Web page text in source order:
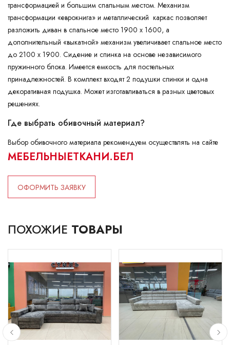
трансформацией и большим спальным местом. Механизм
трансформации «еврокнига» и металлический каркас позволяет
разложить диван в спальное место 1900 х 1600, а
дополнительный «выкатной» механизм увеличивает спальное место
до 2100 х 1900. Сидение и спинка на основе независимого
пружинного блока. Имеется емкость для постельных
принадлежностей. В комплект входят 2 подушки спинки и одна
декоративная подушка. Может изготавливаться в разных цветовых
решениях.
Где выбрать обивочный материал?
Выбор обивочного материала рекомендуем осуществлять на сайте
МЕБЕЛЬНЫЕТКАНИ.БЕЛ
ОФОРМИТЬ ЗАЯВКУ
ПОХОЖИЕ ТОВАРЫ